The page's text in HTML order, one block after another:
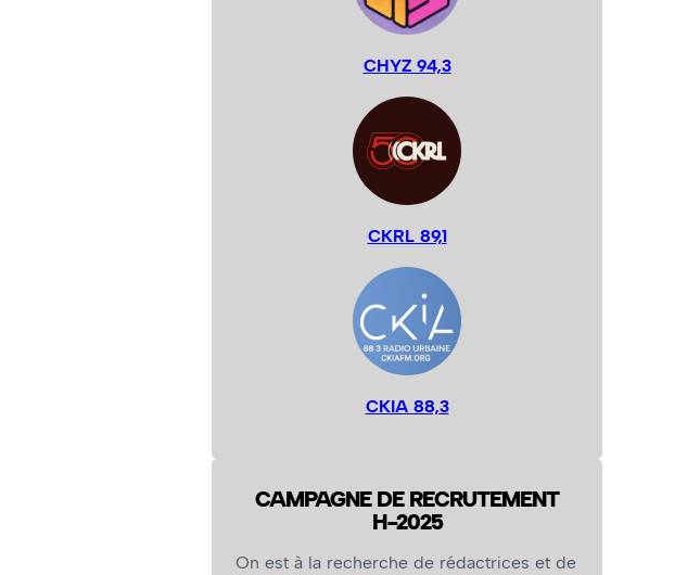
CHYZ 94,3
CKRL 89,1
CKIA 88,3
CAMPAGNE DE RECRUTEMENT
H-2025
On est à la recherche de rédactrices et de